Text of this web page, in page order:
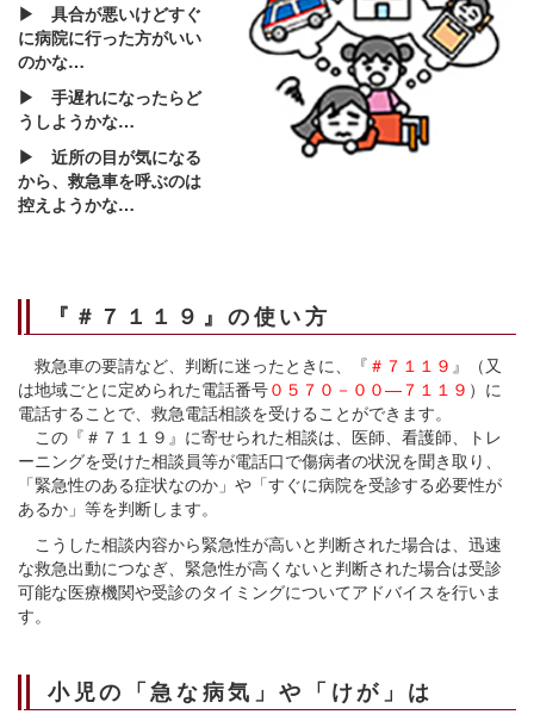
▶ 具合が悪いけどすぐ
に病院に行った方がいい
のかな…
▶ 手遅れになったらど
うしようかな…
▶ 近所の目が気になる
から、救急車を呼ぶのは
控えようかな…
『 ＃ ７１１９』の使い方
救急車の要請など、判断に迷ったときに、『 ＃７１１９ 』（又
は地域ごとに定められた電話番号０５７０－００―７１１９ ）に
電話することで、救急電話相談を受けることができます。
この『＃７１１９』に寄せられた相談は、医師、看護師、トレ
ーニングを受けた相談員等が電話口で傷病者の状況を聞き取り、
「緊急性のある症状なのか」や「すぐに病院を受診する必要性が
あるか」等を判断します。
こうした相談内容から緊急性が高いと判断された場合は、迅速
な救急出動につなぎ、緊急性が高くないと判断された場合は受診
可能な医療機関や受診のタイミングについてアドバイスを行いま
す。
小児の「急な病気」や「けが」は